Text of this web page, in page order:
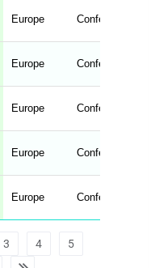
Europe Conference
Europe Conference
Europe Conference
Europe Conference
Europe Conference
3 4
5